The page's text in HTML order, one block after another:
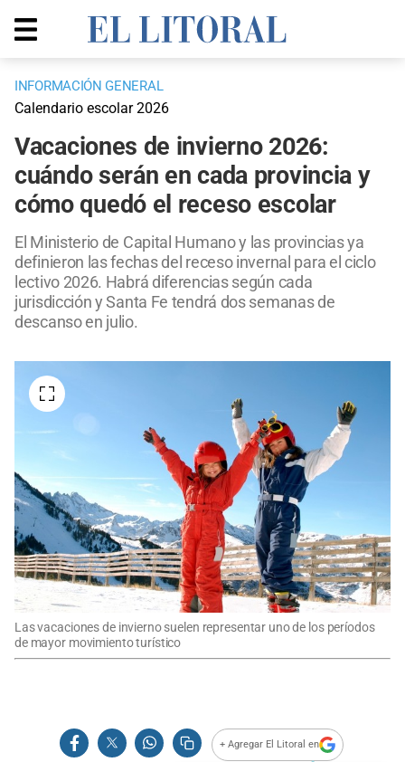
INFORMACIÓN GENERAL
Calendario escolar 2026
Vacaciones de invierno 2026:
cuándo serán en cada provincia y
cómo quedó el receso escolar
El Ministerio de Capital Humano y las provincias ya
definieron las fechas del receso invernal para el ciclo
lectivo 2026. Habrá diferencias según cada
jurisdicción y Santa Fe tendrá dos semanas de
descanso en julio.
Las vacaciones de invierno suelen representar uno de los períodos
de mayor movimiento turístico
+ Agregar El Litoral en